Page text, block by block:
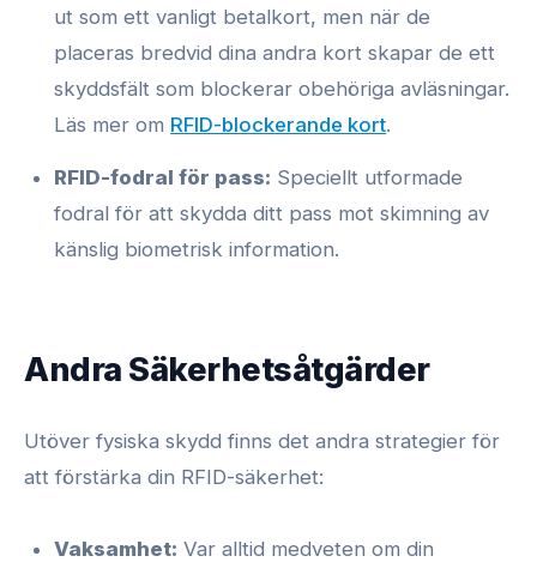
ut som ett vanligt betalkort, men när de
placeras bredvid dina andra kort skapar de ett
skyddsfält som blockerar obehöriga avläsningar.
Läs mer om RFID-blockerande kort.
RFID-fodral för pass: Speciellt utformade
fodral för att skydda ditt pass mot skimning av
känslig biometrisk information.
Andra Säkerhetsåtgärder
Utöver fysiska skydd finns det andra strategier för
att förstärka din RFID-säkerhet:
Vaksamhet: Var alltid medveten om din